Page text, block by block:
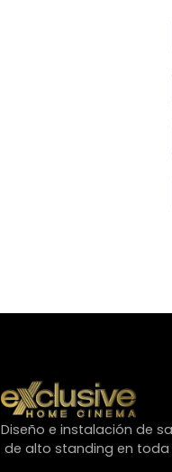
Diseño e instalación de
de alto standing en toda